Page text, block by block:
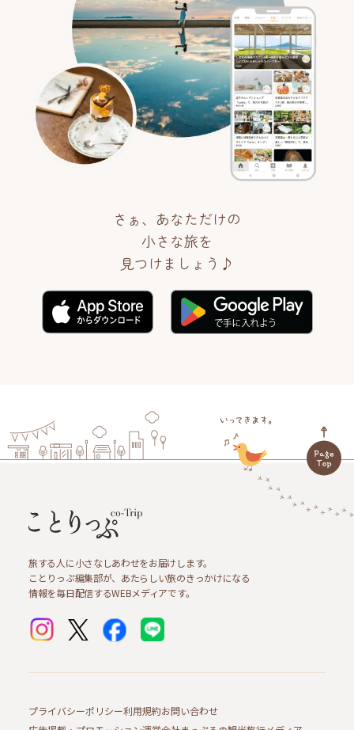
さぁ、あなただけの
小さな旅を
見つけましょう♪
旅する人に小さなしあわせをお届けします。
ことりっぷ編集部が、あたらしい旅のきっかけになる
情報を毎日配信するWEBメディアです。
プライバシーポリシー利用規約お問い合わせ